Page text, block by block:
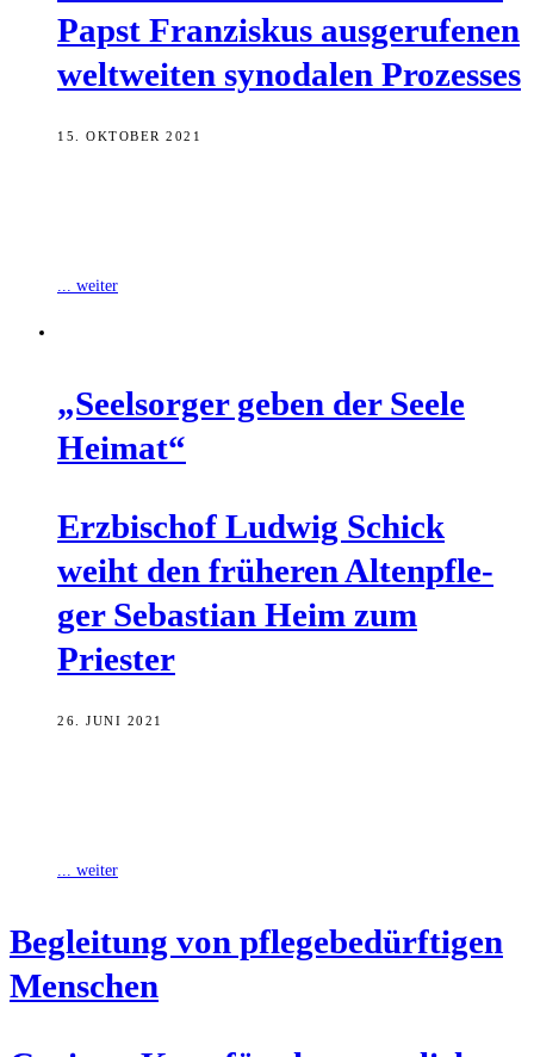
Papst Fran­zis­kus aus­ge­ru­fe­nen
welt­wei­ten syn­oda­len Prozesses
15. OKTOBER 2021
... weiter
„Seel­sor­ger geben der See­le
Heimat“
Erz­bi­schof Lud­wig Schick
weiht den frü­he­ren Alten­pfle­
ger Sebas­ti­an Heim zum
Priester
26. JUNI 2021
... weiter
Beglei­tung von pfle­ge­be­dürf­ti­gen
Menschen